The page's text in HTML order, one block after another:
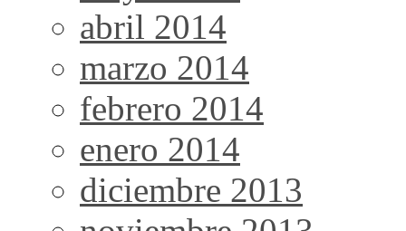
abril 2014
marzo 2014
febrero 2014
enero 2014
diciembre 2013